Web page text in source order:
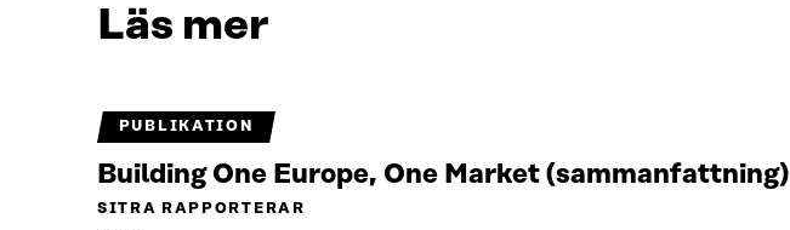
Läs mer
PUBLIKATION
Building One Europe, One Market (sammanfattning)
SITRA RAPPORTERAR